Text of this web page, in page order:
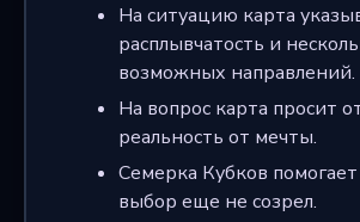
На ситуацию карта
расплывчатость и
возможных направлений.
На вопрос карта просит
реальность от мечты.
Семерка Кубков
выбор еще не созрел.